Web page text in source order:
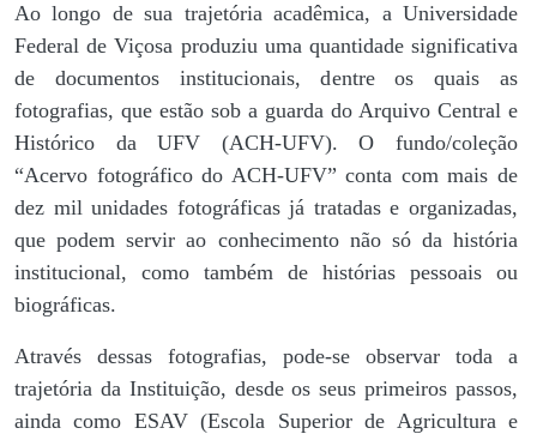
Ao longo de sua trajetória acadêmica, a Universidade
Federal de Viçosa produziu uma quantidade significativa
de documentos institucionais, dentre os quais as
fotografias, que estão sob a guarda do Arquivo Central e
Histórico da UFV (ACH-UFV). O fundo/coleção
“Acervo fotográfico do ACH-UFV” conta com mais de
dez mil unidades fotográficas já tratadas e organizadas,
que podem servir ao conhecimento não só da história
institucional, como também de histórias pessoais ou
biográficas.
Através dessas fotografias, pode-se observar toda a
trajetória da Instituição, desde os seus primeiros passos,
ainda como ESAV (Escola Superior de Agricultura e